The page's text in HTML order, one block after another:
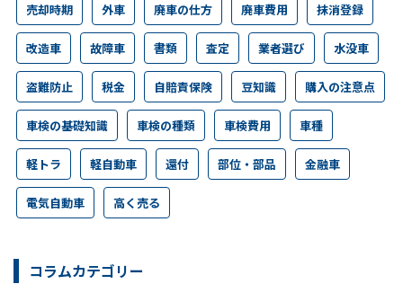
売却時期 外車 廃車の仕方 廃車費用 抹消登録
改造車 故障車 書類 査定 業者選び 水没車
盗難防止 税金 自賠責保険 豆知識 購入の注意点
車検の基礎知識 車検の種類 車検費用 車種
軽トラ 軽自動車 還付 部位・部品 金融車
電気自動車 高く売る
コラムカテゴリー